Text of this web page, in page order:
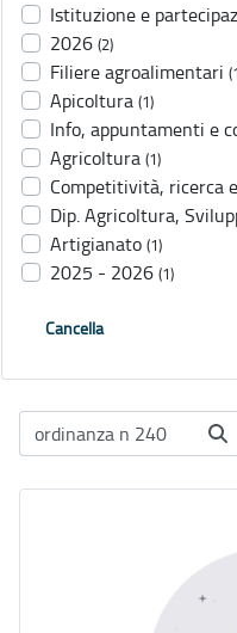
Istituzione e
2026 (2)
Filiere agroalimentari
Apicoltura (1)
Info, appuntamenti e
Agricoltura (1)
Competitività, ricerca
Dip. Agricoltura,
Artigianato (1)
2025 - 2026 (1)
Cancella